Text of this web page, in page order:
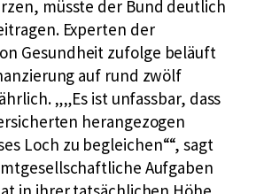
a
n
k
e
n
v
e
r
müsste der Bund deutlich
Experten der
Gesundheit zufolge beläuft
auf rund zwölf
„Es ist unfassbar, dass
herangezogen
Loch zu begleichen“ , sagt
Aufgaben